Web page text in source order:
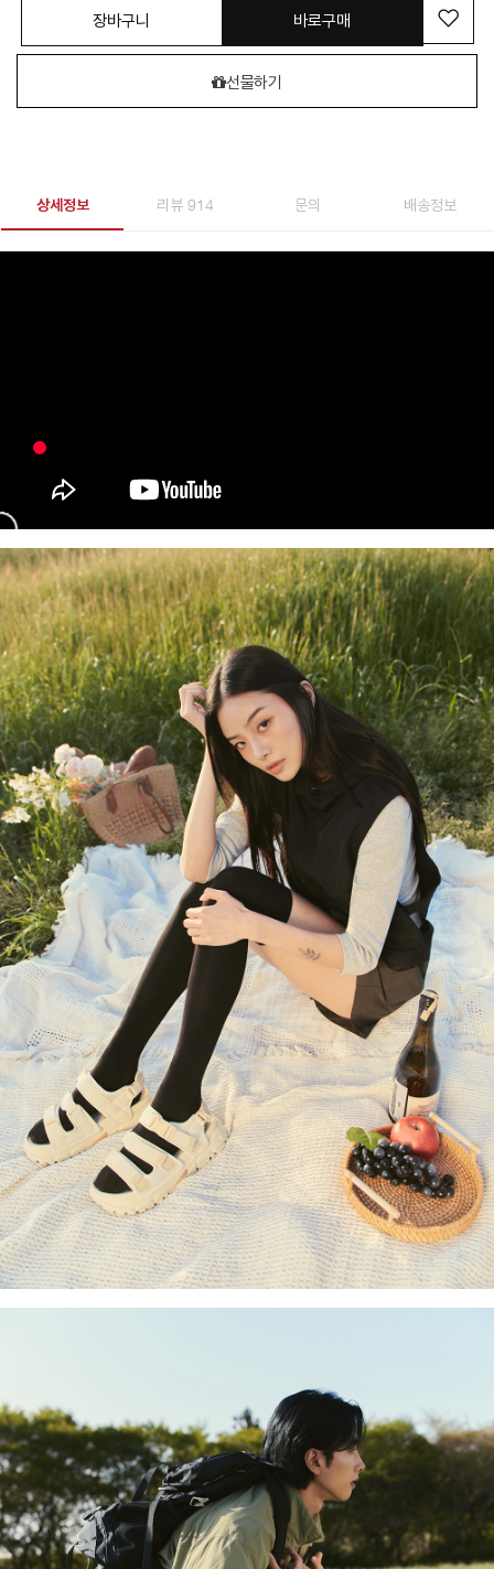
장바구니 바로구매
선물하기
상세정보 리뷰 914 문의 배송정보